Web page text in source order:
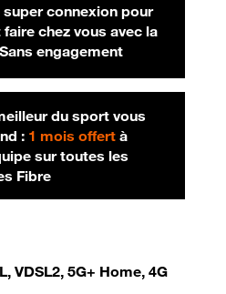
super connexion pour
chez vous avec la
engagement
du sport vous
: 1 mois offertà
sur toutes les
Fibre
VDSL2, 5G+ Home, 4G